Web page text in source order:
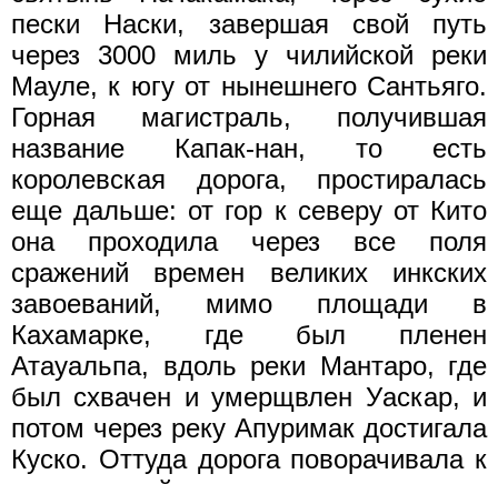
пески Наски, завершая свой путь
через 3000 миль у чилийской реки
Мауле, к югу от нынешнего Сантьяго.
Горная магистраль, получившая
название Капак-нан, то есть
королевская дорога, простиралась
еще дальше: от гор к северу от Кито
она проходила через все поля
сражений времен великих инкских
завоеваний, мимо площади в
Кахамарке, где был пленен
Атауальпа, вдоль реки Мантаро, где
был схвачен и умерщвлен Уаскар, и
потом через реку Апуримак достигала
Куско. Оттуда дорога поворачивала к